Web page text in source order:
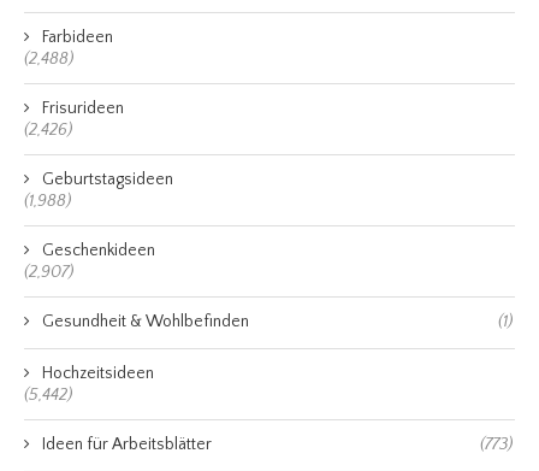
Farbideen
(2,488)
Frisurideen
(2,426)
Geburtstagsideen
(1,988)
Geschenkideen
(2,907)
Gesundheit & Wohlbefinden (1)
Hochzeitsideen
(5,442)
Ideen für Arbeitsblätter (773)